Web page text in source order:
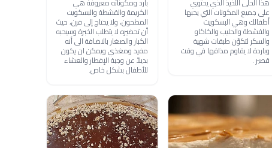
هذا الحلى اللذيذ الذي يحتوي
على جميع المكونات التي يحبها
أطفالك وهي البسكويت
والقشطة والحليب والكاكاو
والسكر لتكوّن طبقات شهية
وباردة لا يقاوم مذاقها في وقت
قصير .
بارد ومكوناته معروفة هي
الكريمة والقشطة والبسكويت
المطحون، ولا يحتاج إلى فرن، حيث
أن تحضيره لا يتطلب الخبرة وسيحبه
الكبار والصغار بالاضافة الى أنه
مفيد ومغذي ويمكن ان يكون
بديلاً عن وجبة الإفطار والعشاء
للأطفال بشكل خاص.